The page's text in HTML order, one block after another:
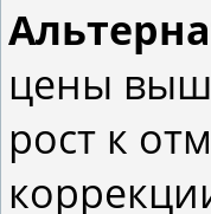
цены
рост к